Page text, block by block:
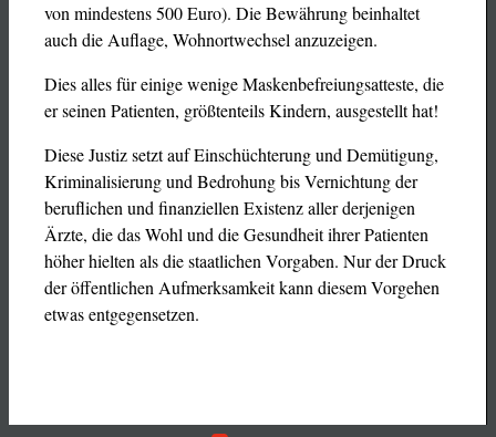
von mindestens 500 Euro). Die Bewährung beinhaltet
auch die Auflage, Wohnortwechsel anzuzeigen.
Dies alles für einige wenige Maskenbefreiungsatteste, die
er seinen Patienten, größtenteils Kindern, ausgestellt hat!
Diese Justiz setzt auf Einschüchterung und Demütigung,
Kriminalisierung und Bedrohung bis Vernichtung der
beruflichen und finanziellen Existenz aller derjenigen
Ärzte, die das Wohl und die Gesundheit ihrer Patienten
höher hielten als die staatlichen Vorgaben. Nur der Druck
der öffentlichen Aufmerksamkeit kann diesem Vorgehen
etwas entgegensetzen.